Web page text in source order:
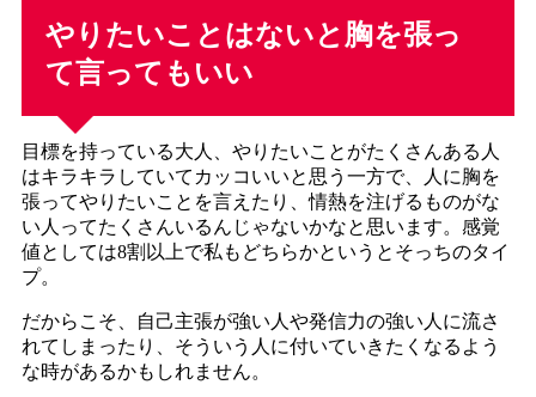
やりたいことはないと胸を張っ
て言ってもいい
目標を持っている大人、やりたいことがたくさんある人
はキラキラしていてカッコいいと思う一方で、人に胸を
張ってやりたいことを言えたり、情熱を注げるものがな
い人ってたくさんいるんじゃないかなと思います。感覚
値としては8割以上で私もどちらかというとそっちのタイ
プ。
だからこそ、自己主張が強い人や発信力の強い人に流さ
れてしまったり、そういう人に付いていきたくなるよう
な時があるかもしれません。